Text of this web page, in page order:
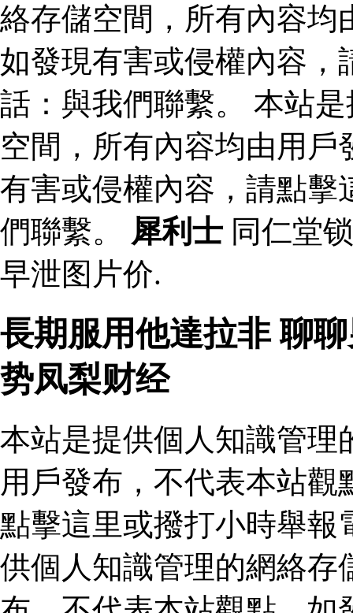
絡存儲空間，所有內容均
如發現有害或侵權內容，
話：與我們聯繫。 本站
空間，所有內容均由用
有害或侵權內容，請點擊
們聯繫。 犀利士 同仁堂
早泄图片价.
長期服用他達拉非 聊
势凤梨财经
本站是提供個人知識管理
用戶發布，不代表本站
點擊這里或撥打小時舉報
供個人知識管理的網絡存